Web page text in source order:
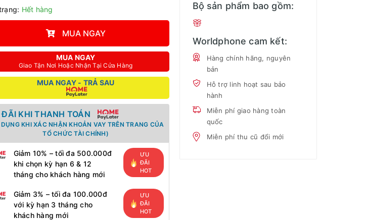
Hết hàng
MUA NGAY
MUA NGAY
Giao Tận Nơi Hoặc Nhận Tại Cửa Hàng
MUA NGAY - TRẢ SAU
KHI THANH TOÁN
KHI XÁC NHẬN KHOẢN VAY TRÊN TRANG CỦA
TỔ CHỨC TÀI CHÍNH)
Giảm 10% – tối đa 500.000đ
khi chọn kỳ hạn 6 & 12
tháng cho khách hàng mới
ƯU
ĐÃI
HOT
Giảm 3% – tối đa 100.000đ
với kỳ hạn 3 tháng cho
khách hàng mới
ƯU
ĐÃI
HOT
Bộ sản phẩm bao gồm:
Worldphone cam kết:
Hàng chính hãng, nguyên
bản
Hỗ trợ linh hoạt sau bảo
hành
Miễn phí giao hàng toàn
quốc
Miễn phí thu cũ đổi mới